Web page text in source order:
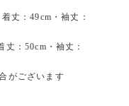
：49cm・袖丈：
：50cm・袖丈：
がございます